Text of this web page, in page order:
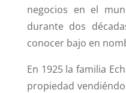
negocios en el
durante dos
conocer bajo en
En 1925 la familia
propiedad